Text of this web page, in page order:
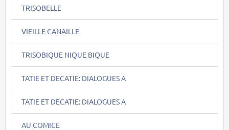
TRISOBELLE
VIEILLE CANAILLE
TRISOBIQUE NIQUE BIQUE
TATIE ET DECATIE: DIALOGUES A
TATIE ET DECATIE: DIALOGUES A
AU COMICE